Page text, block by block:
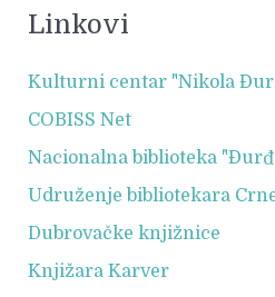
Linkovi
Kulturni centar "Nikola
COBISS Net
Nacionalna biblioteka
Udruženje bibliotekara
Dubrovačke knjižnice
Knjižara Karver